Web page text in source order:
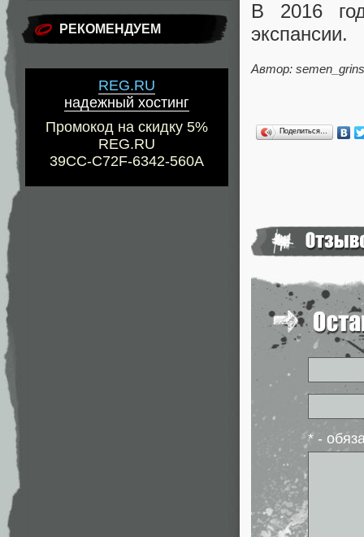
РЕКОМЕНДУЕМ
REG.RU
надежный хостинг
Промокод на скидку 5%
REG.RU
39CC-C72F-6342-560A
В 2016
экспансии.
Автор:
Поделиться…
* -